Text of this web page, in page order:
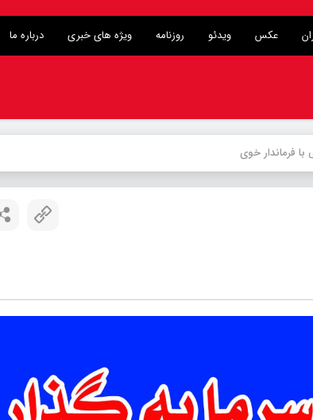
عکس ویدئو روزنامه ویژه های خبری درباره ما